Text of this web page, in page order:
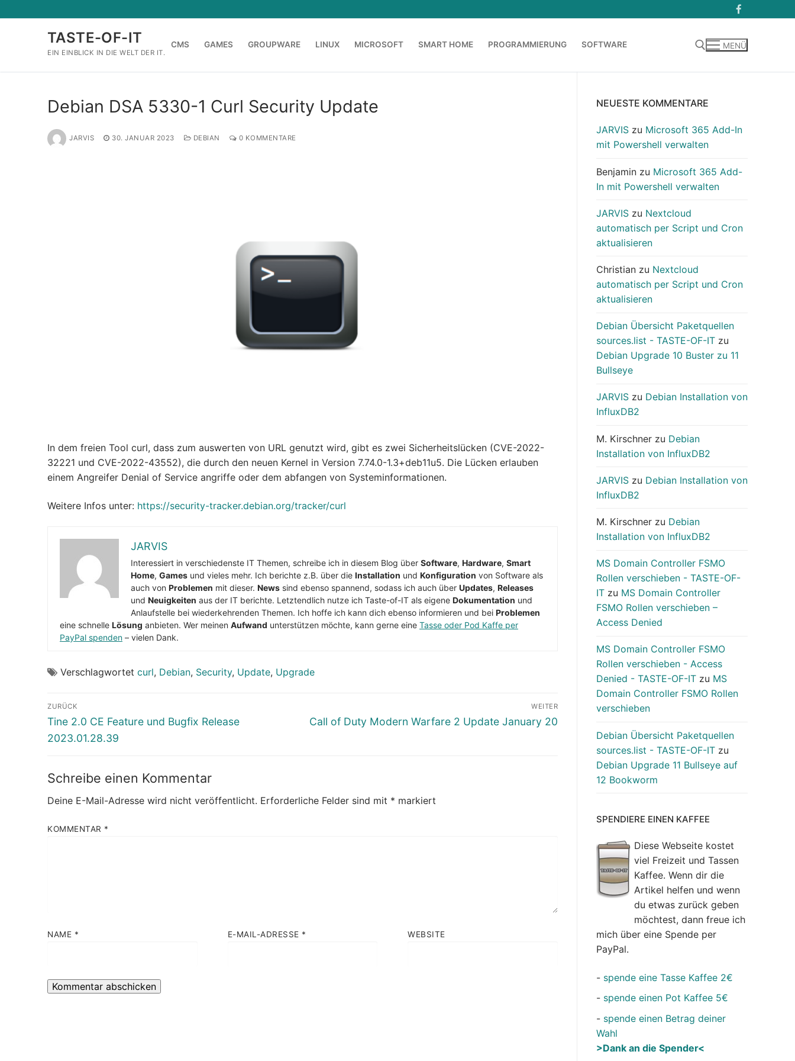
Inhalt
TASTE-OF-IT
EIN EINBLICK IN DIE WELT DER IT.
CMS GAMES GROUPWARE LINUX MICROSOFT SMART HOME PROGRAMMIERUNG SOFTWARE MENÜ
Debian DSA 5330-1 Curl Security Update
JARVIS 30. JANUAR 2023 DEBIAN 0 KOMMENTARE
In dem freien Tool curl, dass zum auswerten von URL genutzt wird, gibt es zwei Sicherheitslücken (CVE-2022-
32221 und CVE-2022-43552), die durch den neuen Kernel in Version 7.74.0-1.3+deb11u5. Die Lücken erlauben
einem Angreifer Denial of Service angriffe oder dem abfangen von Systeminformationen.
Weitere Infos unter: https://security-tracker.debian.org/tracker/curl
JARVIS
Interessiert in verschiedenste IT Themen, schreibe ich in diesem Blog über Software, Hardware, Smart
Home, Games und vieles mehr. Ich berichte z.B. über die Installation und Konfiguration von Software als
auch von Problemen mit dieser. News sind ebenso spannend, sodass ich auch über Updates, Releases
und Neuigkeiten aus der IT berichte. Letztendlich nutze ich Taste-of-IT als eigene Dokumentation und
Anlaufstelle bei wiederkehrenden Themen. Ich hoffe ich kann dich ebenso informieren und bei Problemen
eine schnelle Lösung anbieten. Wer meinen Aufwand unterstützen möchte, kann gerne eine Tasse oder Pod Kaffe per
PayPal spenden – vielen Dank.
Verschlagwortet curl, Debian, Security, Update, Upgrade
Beitragsnavigation
ZURÜCK
Vorheriger
Beitrag:
Tine 2.0 CE Feature und Bugfix Release
2023.01.28.39
WEITER
Nächster
Call of Duty Modern Warfare 2 Update January 20
Schreibe einen Kommentar
Deine E-Mail-Adresse wird nicht veröffentlicht. Erforderliche Felder sind mit * markiert
KOMMENTAR *
NAME * E-MAIL-ADRESSE * WEBSITE
NEUESTE KOMMENTARE
JARVIS zu Microsoft 365 Add-In
mit Powershell verwalten
Benjamin zu Microsoft 365 Add-
In mit Powershell verwalten
JARVIS zu Nextcloud
automatisch per Script und Cron
aktualisieren
Christian zu Nextcloud
automatisch per Script und Cron
aktualisieren
Debian Übersicht Paketquellen
sources.list - TASTE-OF-IT zu
Debian Upgrade 10 Buster zu 11
Bullseye
JARVIS zu Debian Installation von
InfluxDB2
M. Kirschner zu Debian
Installation von InfluxDB2
JARVIS zu Debian Installation von
InfluxDB2
M. Kirschner zu Debian
Installation von InfluxDB2
MS Domain Controller FSMO
Rollen verschieben - TASTE-OF-
IT zu MS Domain Controller
FSMO Rollen verschieben –
Access Denied
MS Domain Controller FSMO
Rollen verschieben - Access
Denied - TASTE-OF-IT zu MS
Domain Controller FSMO Rollen
verschieben
Debian Übersicht Paketquellen
sources.list - TASTE-OF-IT zu
Debian Upgrade 11 Bullseye auf
12 Bookworm
SPENDIERE EINEN KAFFEE
Diese Webseite kostet
viel Freizeit und Tassen
Kaffee. Wenn dir die
Artikel helfen und wenn
du etwas zurück geben
möchtest, dann freue ich
mich über eine Spende per
PayPal.
- spende eine Tasse Kaffee 2€
- spende einen Pot Kaffee 5€
- spende einen Betrag deiner
Wahl
>Dank an die Spender<